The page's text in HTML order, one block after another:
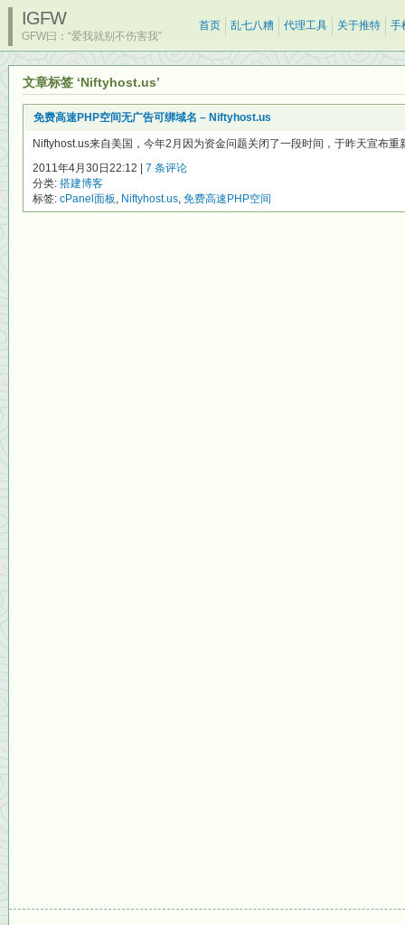
IGFW
GFW曰：“爱我就别不伤害我”
首页 乱七八糟 代理工具 关于推特 手
文章标签 ‘Niftyhost.us’
免费高速PHP空间无广告可绑域名 – Niftyhost.us
Niftyhost.us来自美国，今年2月因为资金问题关闭了一段时间，于昨天宣布
2011年4月30日22:12 | 7 条评论
分类: 搭建博客
标签: cPanel面板, Niftyhost.us, 免费高速PHP空间